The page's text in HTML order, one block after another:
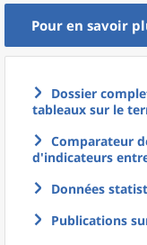
Pour en savoir
Dossier
tableaux sur le
Comparateur
d'indicateurs
Données
Publications